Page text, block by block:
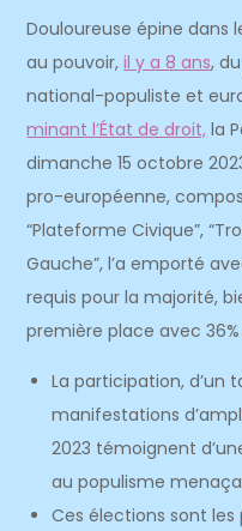
Douloureuse épine dans
au pouvoir,il y a 8 ans,
national-populiste et
minant l’État de droit, la
dimanche 15 octobre
pro-européenne,
“Plateforme Civique”,
Gauche”, l’a emporté
requis pour la majorité,
première place avec
La participation, d’un
manifestations
2023 témoignent
au populisme
Ces élections sont les